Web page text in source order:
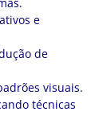
e
de
visuais.
técnicas